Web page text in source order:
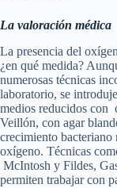
La valoración médica
La presencia del
¿en qué medida?
numerosas técnicas
laboratorio, se
medios reducidos con
Veillón, con agar
crecimiento bacteriano
oxígeno. Técnicas
McIntosh y Fildes,
permiten trabajar con